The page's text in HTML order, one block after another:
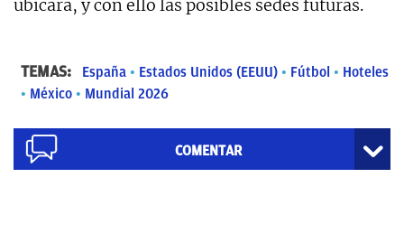
ubicará, y con ello las posibles sedes futuras.
TEMAS: España Estados Unidos (EEUU) Fútbol
Hoteles
México
Mundial 2026
COMENTAR